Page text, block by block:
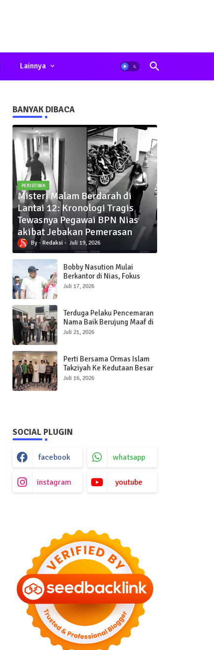
Lainnya
BANYAK DIBACA
PERISTIWA
Misteri Malam Berdarah di
Lantai 12: Kronologi Tragis
Tewasnya Pegawai BPN Nias
akibat Jebakan Pemerasan
Redaksi Juli 19, 2026
Bobby Nasution Mulai
Berkantor di Nias, Fokus
Percepat Pembangunan
Juli 17, 2026
Terduga Pelaku Pencemaran
Nama Baik Berujung Maaf di
Polres Sibolga
Juli 21, 2026
Perti Bersama Ormas Islam
Takziyah Ke Kedutaan Besar
Qatar
Juli 16, 2026
SOCIAL PLUGIN
facebook whatsapp
instagram youtube